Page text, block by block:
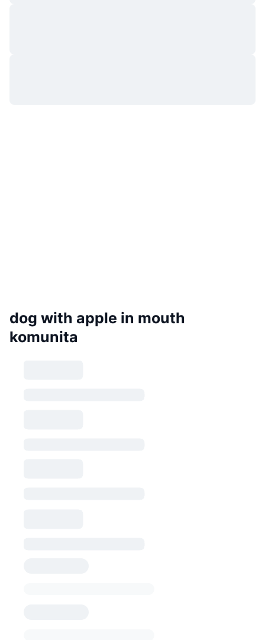
dog with apple in mouth
komunita